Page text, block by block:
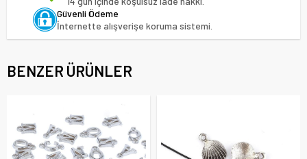
Güvenli Ödeme
İnternette alışverişe koruma sistemi.
BENZER ÜRÜNLER